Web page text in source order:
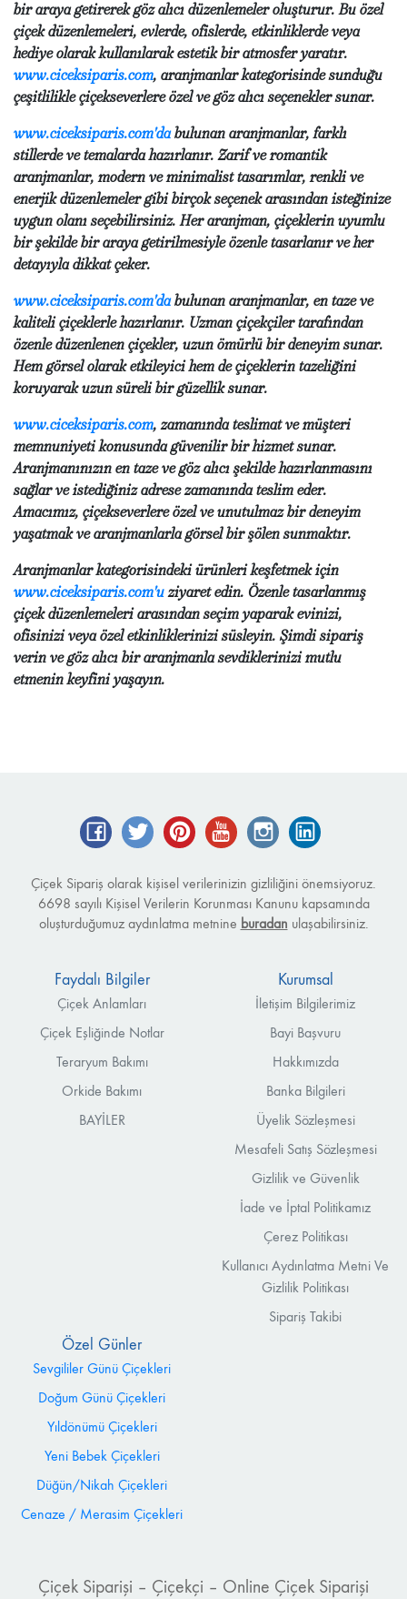
bir araya getirerek göz alıcı düzenlemeler oluşturur. Bu özel
çiçek düzenlemeleri, evlerde, ofislerde, etkinliklerde veya
hediye olarak kullanılarak estetik bir atmosfer yaratır.
www.ciceksiparis.com, aranjmanlar kategorisinde sunduğu
çeşitlilikle çiçekseverlere özel ve göz alıcı seçenekler sunar.
www.ciceksiparis.com'dabulunan aranjmanlar, farklı
stillerde ve temalarda hazırlanır. Zarif ve romantik
aranjmanlar, modern ve minimalist tasarımlar, renkli ve
enerjik düzenlemeler gibi birçok seçenek arasından isteğinize
uygun olanı seçebilirsiniz. Her aranjman, çiçeklerin uyumlu
bir şekilde bir araya getirilmesiyle özenle tasarlanır ve her
detayıyla dikkat çeker.
www.ciceksiparis.com'dabulunan aranjmanlar, en taze ve
kaliteli çiçeklerle hazırlanır. Uzman çiçekçiler tarafından
özenle düzenlenen çiçekler, uzun ömürlü bir deneyim sunar.
Hem görsel olarak etkileyici hem de çiçeklerin tazeliğini
koruyarak uzun süreli bir güzellik sunar.
www.ciceksiparis.com, zamanında teslimat ve müşteri
memnuniyeti konusunda güvenilir bir hizmet sunar.
Aranjmanınızın en taze ve göz alıcı şekilde hazırlanmasını
sağlar ve istediğiniz adrese zamanında teslim eder.
Amacımız, çiçekseverlere özel ve unutulmaz bir deneyim
yaşatmak ve aranjmanlarla görsel bir şölen sunmaktır.
Aranjmanlar kategorisindeki ürünleri keşfetmek için
www.ciceksiparis.com'uziyaret edin. Özenle tasarlanmış
çiçek düzenlemeleri arasından seçim yaparak evinizi,
ofisinizi veya özel etkinliklerinizi süsleyin. Şimdi sipariş
verin ve göz alıcı bir aranjmanla sevdiklerinizi mutlu
etmenin keyfini yaşayın.
FacebookTwitter Pinterest YouTube Instagram
Çiçek Sipariş olarak kişisel verilerinizin gizliliğini önemsiyoruz.
6698 sayılı Kişisel Verilerin Korunması Kanunu kapsamında
oluşturduğumuz aydınlatma metnine buradan ulaşabilirsiniz.
Faydalı Bilgiler
Çiçek Anlamları
Çiçek Eşliğinde Notlar
Teraryum Bakımı
Orkide Bakımı
BAYİLER
Kurumsal
İletişim Bilgilerimiz
Bayi Başvuru
Hakkımızda
Banka Bilgileri
Üyelik Sözleşmesi
Mesafeli Satış Sözleşmesi
Gizlilik ve Güvenlik
İade ve İptal Politikamız
Çerez Politikası
Kullanıcı Aydınlatma Metni Ve
Gizlilik Politikası
Sipariş Takibi
Özel Günler
Sevgililer Günü Çiçekleri
Doğum Günü Çiçekleri
Yıldönümü Çiçekleri
Yeni Bebek Çiçekleri
Düğün/Nikah Çiçekleri
Cenaze / Merasim Çiçekleri
Çiçek Siparişi – Çiçekçi – Online Çiçek Siparişi